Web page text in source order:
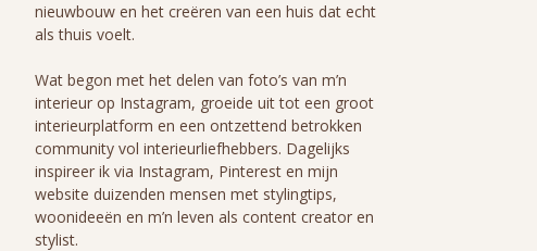
nieuwbouw en het creëren van een huis dat echt
als thuis voelt.
Wat begon met het delen van foto’s van m’n
interieur op Instagram, groeide uit tot een groot
interieurplatform en een ontzettend betrokken
community vol interieurliefhebbers. Dagelijks
inspireer ik via Instagram, Pinterest en mijn
website duizenden mensen met stylingtips,
woonideeën en m’n leven als content creator en
stylist.